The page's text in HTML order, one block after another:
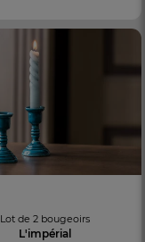
Lot de 2 bougeoirs
L'impérial